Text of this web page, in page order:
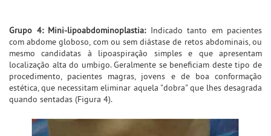
Grupo 4: Mini-lipoabdominoplastia:Indicado tanto em pacientes
com abdome globoso, com ou sem diástase de retos abdominais, ou
mesmo candidatas à lipoaspiração simples e que apresentam
localização alta do umbigo. Geralmente se beneficiam deste tipo de
procedimento, pacientes magras, jovens e de boa conformação
estética, que necessitam eliminar aquela "dobra" que lhes desagrada
quando sentadas (Figura 4).